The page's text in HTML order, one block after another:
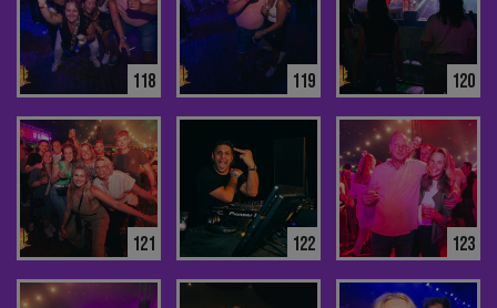
118 119 120
121 122 123